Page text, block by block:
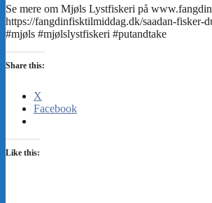
Share this:
X
Facebook
Like this: